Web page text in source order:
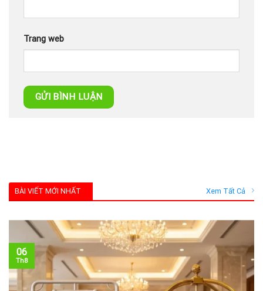
Trang web
BÀI VIẾT MỚI NHẤT Xem Tất Cả
06
Th8